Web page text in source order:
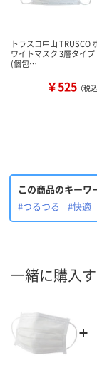
トラスコ中山 TRUSCO
ワイトマスク 3層タイプ
(個包…
￥525 （税込
この商品のキーワ
#つるつる
#快適
一緒に購入